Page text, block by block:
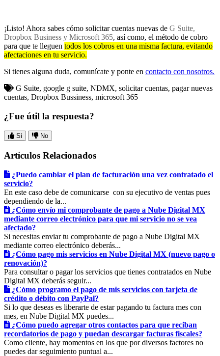
¡Listo! Ahora sabes cómo solicitar cuentas nuevas de G Suite,
Dropbox Business y Microsoft 365, así como, el método de cobro
para que te lleguen todos los cobros en una misma factura, evitando
afectaciones en tu servicio.
Si tienes alguna duda, comunícate y ponte en contacto con nosotros.
G Suite, google g suite, NDMX, solicitar cuentas, pagar nuevas
cuentas, Dropbox Bussiness, microsoft 365
¿Fue útil la respuesta?
Si No
Artículos Relacionados
¿Puedo cambiar el plan de facturación una vez contratado el
servicio?
En este caso debe de comunicarse con su ejecutivo de ventas pues
dependiendo de la...
¿Cómo envío mi comprobante de pago a Nube Digital MX
mediante correo electrónico para que mi servicio no se vea
afectado?
Si necesitas enviar tu comprobante de pago a Nube Digital MX
mediante correo electrónico deberás...
¿Cómo pago mis servicios en Nube Digital MX (nuevo pago o
renovación)?
Para consultar o pagar los servicios que tienes contratados en Nube
Digital MX deberás seguir...
¿Cómo programo el pago de mis servicios con tarjeta de
crédito o débito con PayPal?
Si lo que deseas es liberarte de estar pagando tu factura mes con
mes, en Nube Digital MX puedes...
¿Cómo puedo agregar otros contactos para que reciban
recordatorios de pago y puedan descargar facturas fiscales?
Como cliente, hay momentos en los que por diversos factores no
puedes dar seguimiento puntual a...